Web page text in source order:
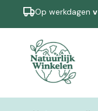
Op werkdagen